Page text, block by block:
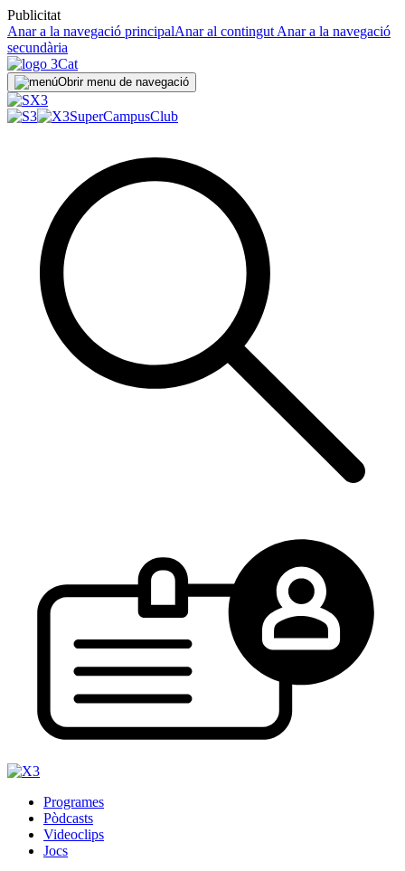
Publicitat
Anar a la navegació principalAnar al contingut Anar a la navegació
secundària
Obrir menu de navegació
SuperCampusClub
Programes
Pòdcasts
Videoclips
Jocs